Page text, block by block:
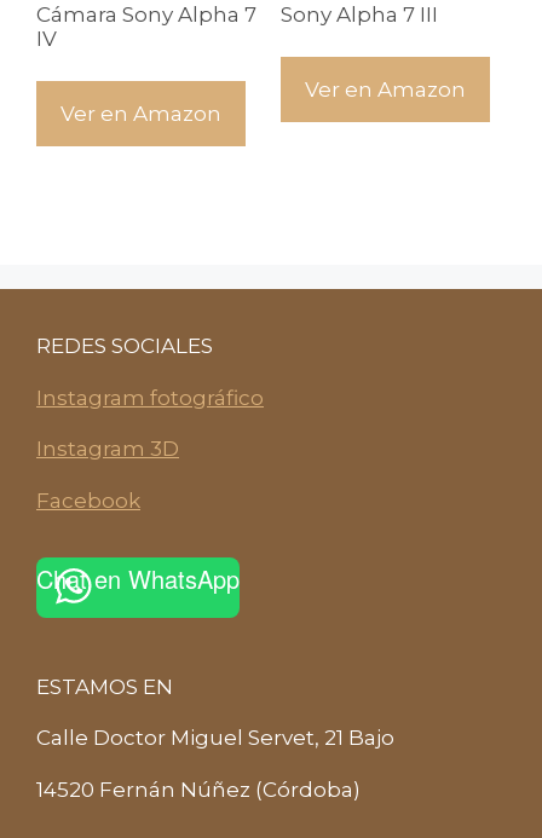
Cámara Sony Alpha 7
IV
Ver en Amazon
Sony Alpha 7 III
Ver en Amazon
REDES SOCIALES
Instagram fotográfico
Instagram 3D
Facebook
Chat en WhatsApp
ESTAMOS EN
Calle Doctor Miguel Servet, 21 Bajo
14520 Fernán Núñez (Córdoba)